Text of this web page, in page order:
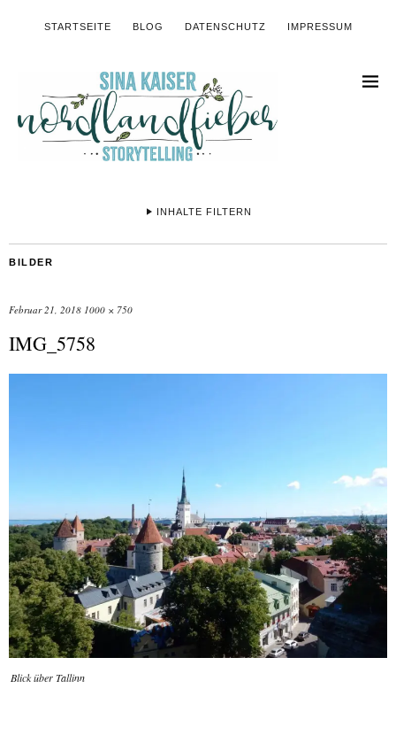
STARTSEITE BLOG DATENSCHUTZ IMPRESSUM
INHALTE FILTERN
BILDER
Februar 21, 2018 1000 × 750
IMG_5758
Blick über Tallinn